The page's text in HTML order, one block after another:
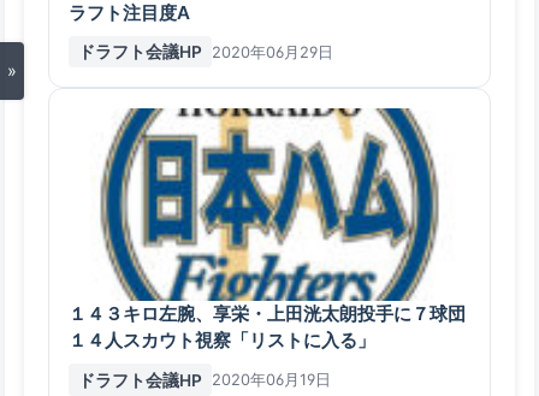
»
ラフト注目度A
ドラフト会議HP 2020年06月29日
１４３キロ左腕、享栄・上田洸太朗投手に７球団
１４人スカウト視察「リストに入る」
ドラフト会議HP 2020年06月19日